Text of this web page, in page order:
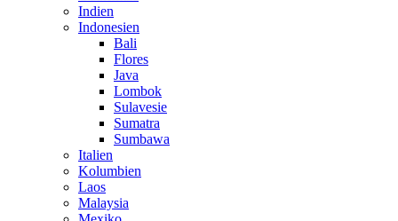
Indien
Indonesien
Bali
Flores
Java
Lombok
Sulavesie
Sumatra
Sumbawa
Italien
Kolumbien
Laos
Malaysia